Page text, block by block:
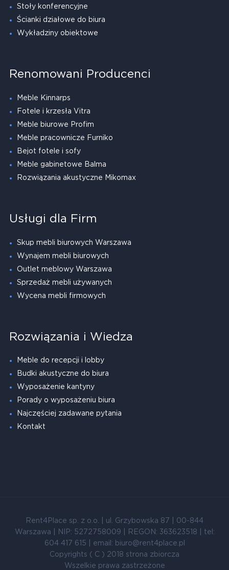
Stoły konferencyjne
Ścianki działowe do biura
Wykładziny obiektowe
Renomowani Producenci
Meble Kinnarps
Fotele i krzesła Vitra
Meble biurowe Profim
Meble pracownicze Furniko
Bejot fotele i sofy
Meble gabinetowe Balma
Rozwiązania akustyczne Mikomax
Usługi dla Firm
Skup mebli biurowych Warszawa
Wynajem mebli biurowych
Outlet meblowy Warszawa
Sprzedaż mebli używanych
Wycena mebli firmowych
Rozwiązania i Wiedza
Meble do recepcji i lobby
Budki akustyczne do biura
Wyposażenie kantyny
Porady o wyposażeniu biura
Najczęściej zadawane pytania
Kontakt
Rent4Place sp. z o.o. | ul. Grzybowska 87 | 00-844
Warszawa | NIP: 5272758009 | REGON: 363623518 | tel:
604 417 615 | email: biuro@rent4place.pl
Copyrights ( C ) 2018 strona zbiorcza
Wszelkie prawa zastrzeżone